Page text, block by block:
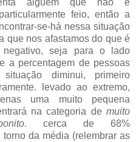
alguém que não é
feio, então a
se-há nessa situação
que nos afastamos do que é
seja para o lado
a percentagem de pessoas
diminui, primeiro
levado ao extremo,
uma muito pequena
na categoria de muito
. cerca de 68%
da média (relembrar as